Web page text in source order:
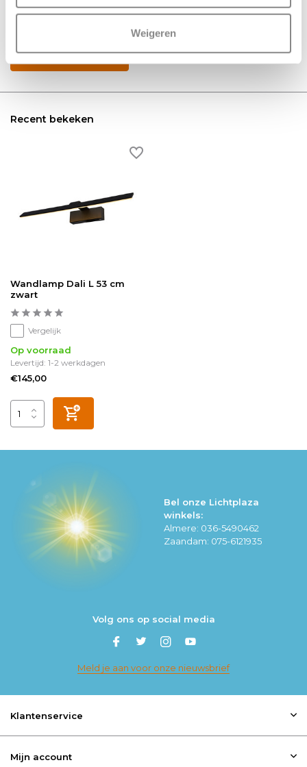
Weigeren
Schrijf je eigen review
Recent bekeken
Wandlamp Dali L 53 cm
zwart
Vergelijk
Op voorraad
Levertijd: 1-2 werkdagen
€145,00
Bel onze Lichtplaza
winkels:
Almere: 036-5490462
Zaandam: 075-6121935
Volg ons op social media
Meld je aan voor onze nieuwsbrief
Klantenservice
Mijn account